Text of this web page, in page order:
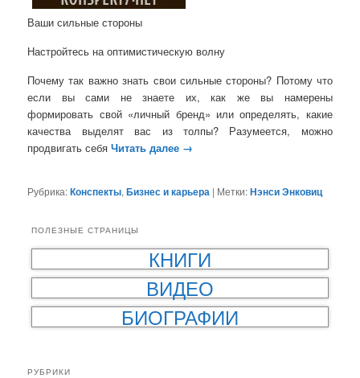
Ваши сильные стороны
Настройтесь на оптимистическую волну
Почему так важно знать свои сильные стороны? Потому что
если вы сами не знаете их, как же вы намерены
формировать свой «личный бренд» или определять, какие
качества выделят вас из толпы? Разумеется, можно
продвигать себяЧитать далее →
Рубрика:Конспекты,Бизнес и карьера | Метки:Нэнси Энковиц
ПОЛЕЗНЫЕ СТРАНИЦЫ
КНИГИ
ВИДЕО
БИОГРАФИИ
РУБРИКИ